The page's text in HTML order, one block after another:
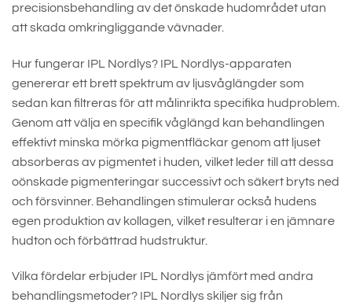
precisionsbehandling av det önskade hudområdet utan
att skada omkringliggande vävnader.
Hur fungerar IPL Nordlys? IPL Nordlys-apparaten
genererar ett brett spektrum av ljusvåglängder som
sedan kan filtreras för att målinrikta specifika hudproblem.
Genom att välja en specifik våglängd kan behandlingen
effektivt minska mörka pigmentfläckar genom att ljuset
absorberas av pigmentet i huden, vilket leder till att dessa
oönskade pigmenteringar successivt och säkert bryts ned
och försvinner. Behandlingen stimulerar också hudens
egen produktion av kollagen, vilket resulterar i en jämnare
hudton och förbättrad hudstruktur.
Vilka fördelar erbjuder IPL Nordlys jämfört med andra
behandlingsmetoder? IPL Nordlys skiljer sig från